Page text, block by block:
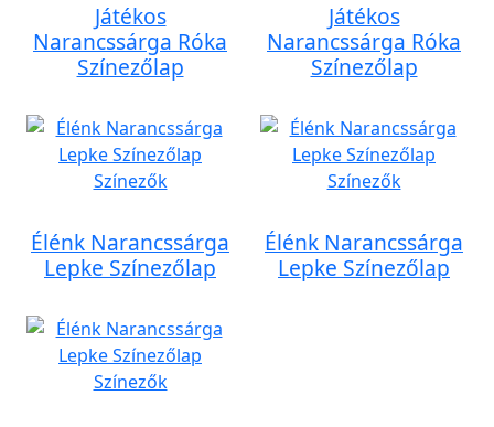
Játékos
Narancssárga Róka
Színezőlap
Játékos
Narancssárga Róka
Színezőlap
Élénk Narancssárga
Lepke Színezőlap
Élénk Narancssárga
Lepke Színezőlap